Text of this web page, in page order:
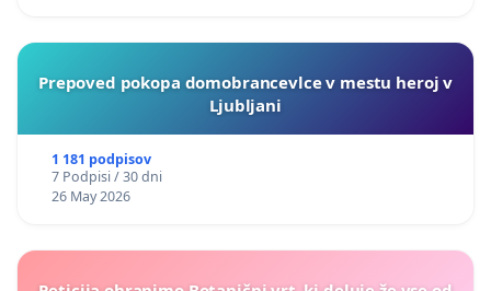
Prepoved pokopa domobrancevlce v mestu heroj v
Ljubljani
1 181 podpisov
7 Podpisi / 30 dni
26 May 2026